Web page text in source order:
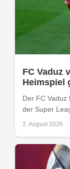
FC Vaduz
Heimspiel
Der FC Vaduz
der Super
2. August 2026